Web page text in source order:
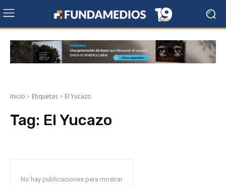
Inicio Etiquetas El Yucazo
Tag: El Yucazo
No hay publicaciones para mostrar